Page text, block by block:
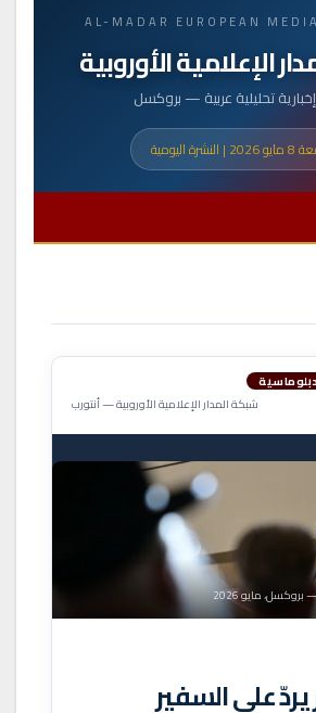
AL-MADAR EUROPEAN
الإعلامية الأوروبية
تحليلية عربية — بروكسل
اليومية
شبكة المدار الإعلامية الأوروبية — أنتورب
على السفير